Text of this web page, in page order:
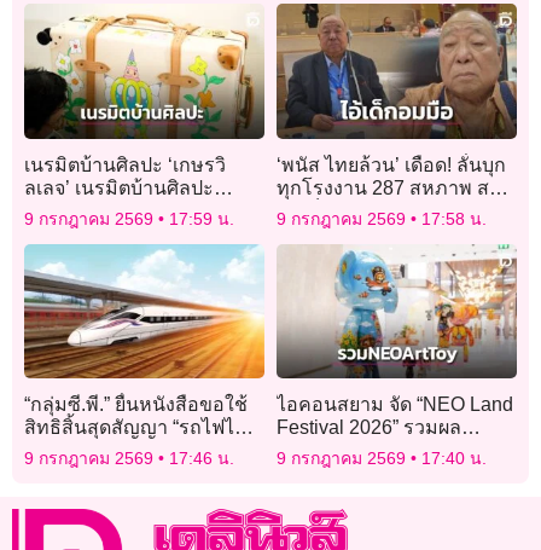
เนรมิตบ้านศิลปะ ‘เกษรวิ
ลเลจ’ เนรมิตบ้านศิลปะ
ดึง 3 แบรนด์โลกคอลแลบ
ศิลปินไทย
9 กรกฎาคม 2569 17:59 น.
‘พนัส ไทยล้วน’ เดือด! ลั่นบุก
ทุกโรงงาน 287 สหภาพ สกัด
‘ไอ้เด็กอมมือ’ ฮุบบอร์ด
ประกันสังคม
9 กรกฎาคม 2569 17:58 น.
“กลุ่มซี.พี.” ยื่นหนังสือขอใช้
สิทธิสิ้นสุดสัญญา “รถไฟไฮส
ปีด 3 สนามบิน” รับ BOI ไม่
สำเร็จ
9 กรกฎาคม 2569 17:46 น.
ไอคอนสยาม จัด “NEO Land
Festival 2026” รวมผล
งาน NEO Art Toy
9 กรกฎาคม 2569 17:40 น.